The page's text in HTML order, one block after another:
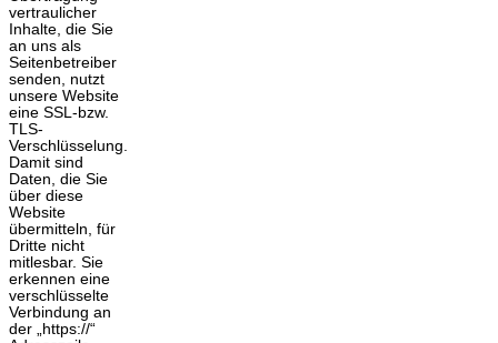
vertraulicher
Inhalte, die Sie
an uns als
Seitenbetreiber
senden, nutzt
unsere Website
eine SSL-bzw.
TLS-
Verschlüsselung.
Damit sind
Daten, die Sie
über diese
Website
übermitteln, für
Dritte nicht
mitlesbar. Sie
erkennen eine
verschlüsselte
Verbindung an
der „https://“